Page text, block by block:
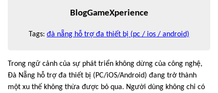
BlogGameXperience
Tags: đà nẵng hỗ trợ đa thiết bị (pc / ios / android)
Trong ngữ cảnh của sự phát triển không dừng của công nghệ,
Đà Nẵng hỗ trợ đa thiết bị (PC/iOS/Android) đang trở thành
một xu thế không thừa được bỏ qua. Người dùng không chỉ có